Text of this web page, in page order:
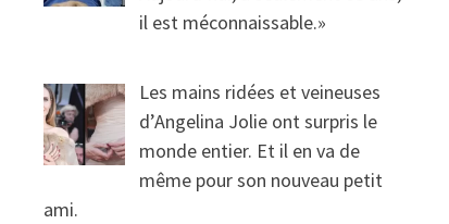
il est méconnaissable.»
Les mains ridées et veineuses
d’Angelina Jolie ont surpris le
monde entier. Et il en va de
même pour son nouveau petit
ami.